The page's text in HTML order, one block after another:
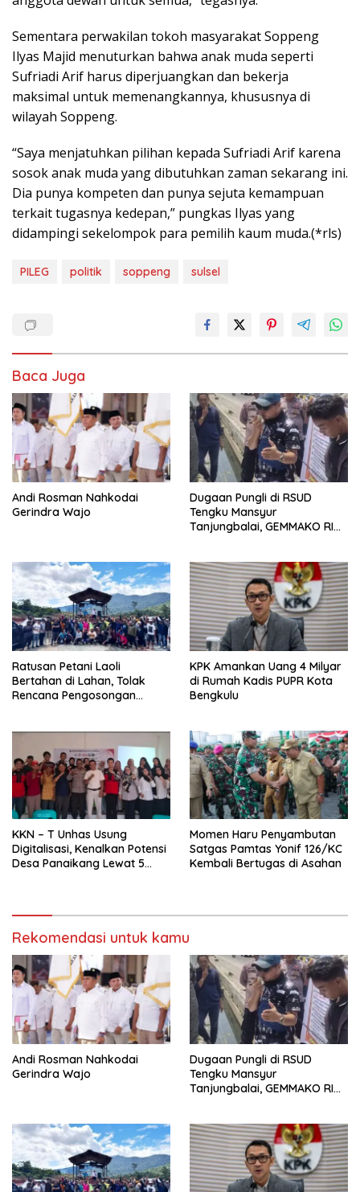
Sementara perwakilan tokoh masyarakat Soppeng
Ilyas Majid menuturkan bahwa anak muda seperti
Sufriadi Arif harus diperjuangkan dan bekerja
maksimal untuk memenangkannya, khususnya di
wilayah Soppeng.
“Saya menjatuhkan pilihan kepada Sufriadi Arif karena
sosok anak muda yang dibutuhkan zaman sekarang ini.
Dia punya kompeten dan punya sejuta kemampuan
terkait tugasnya kedepan,” pungkas Ilyas yang
didampingi sekelompok para pemilih kaum muda.(*rls)
PILEG politik soppeng sulsel
Baca Juga
Andi Rosman Nahkodai
Gerindra Wajo
Dugaan Pungli di RSUD
Tengku Mansyur
Tanjungbalai, GEMMAKO RI
Ratusan Petani Laoli
Bertahan di Lahan, Tolak
Rencana Pengosongan
KPK Amankan Uang 4 Milyar
di Rumah Kadis PUPR Kota
Bengkulu
KKN – T Unhas Usung
Digitalisasi, Kenalkan Potensi
Desa Panaikang Lewat 5
Momen Haru Penyambutan
Satgas Pamtas Yonif 126/KC
Kembali Bertugas di Asahan
Rekomendasi untuk kamu
Andi Rosman Nahkodai
Gerindra Wajo
Dugaan Pungli di RSUD
Tengku Mansyur
Tanjungbalai, GEMMAKO RI